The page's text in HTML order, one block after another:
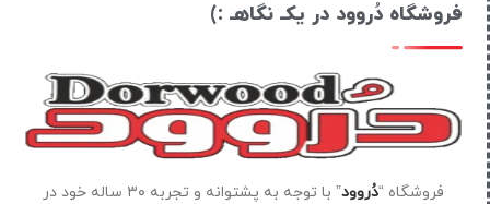
فروشگاه دُروود در یکـ نگاهـ :)
فروشگاه “دُروود
” با توجه به پشتوانه و تجربه ۳۰ ساله خود در